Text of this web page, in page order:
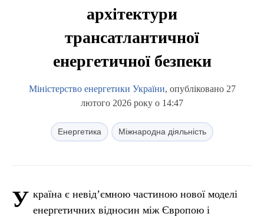
архітектури
трансатлантичної
енергетичної безпеки
Міністерство енергетики України, опубліковано 27
лютого 2026 року о 14:47
Енергетика Міжнародна діяльність
У країна є невід’ємною частиною нової моделі
енергетичних відносин між Європою і